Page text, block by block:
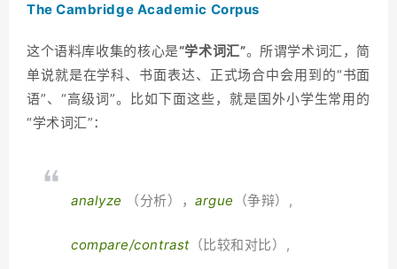
The Cambridge Academic Corpus
这个语料库收集的核心是“学术词汇”。所谓学术词汇，简
单说就是在学科、书面表达、正式场合中会用到的“书面
语”、“高级词”。比如下面这些，就是国外小学生常用的
“学术词汇”：
analyze （分析），argue （争辩）,
compare/contrast（比较和对比）,